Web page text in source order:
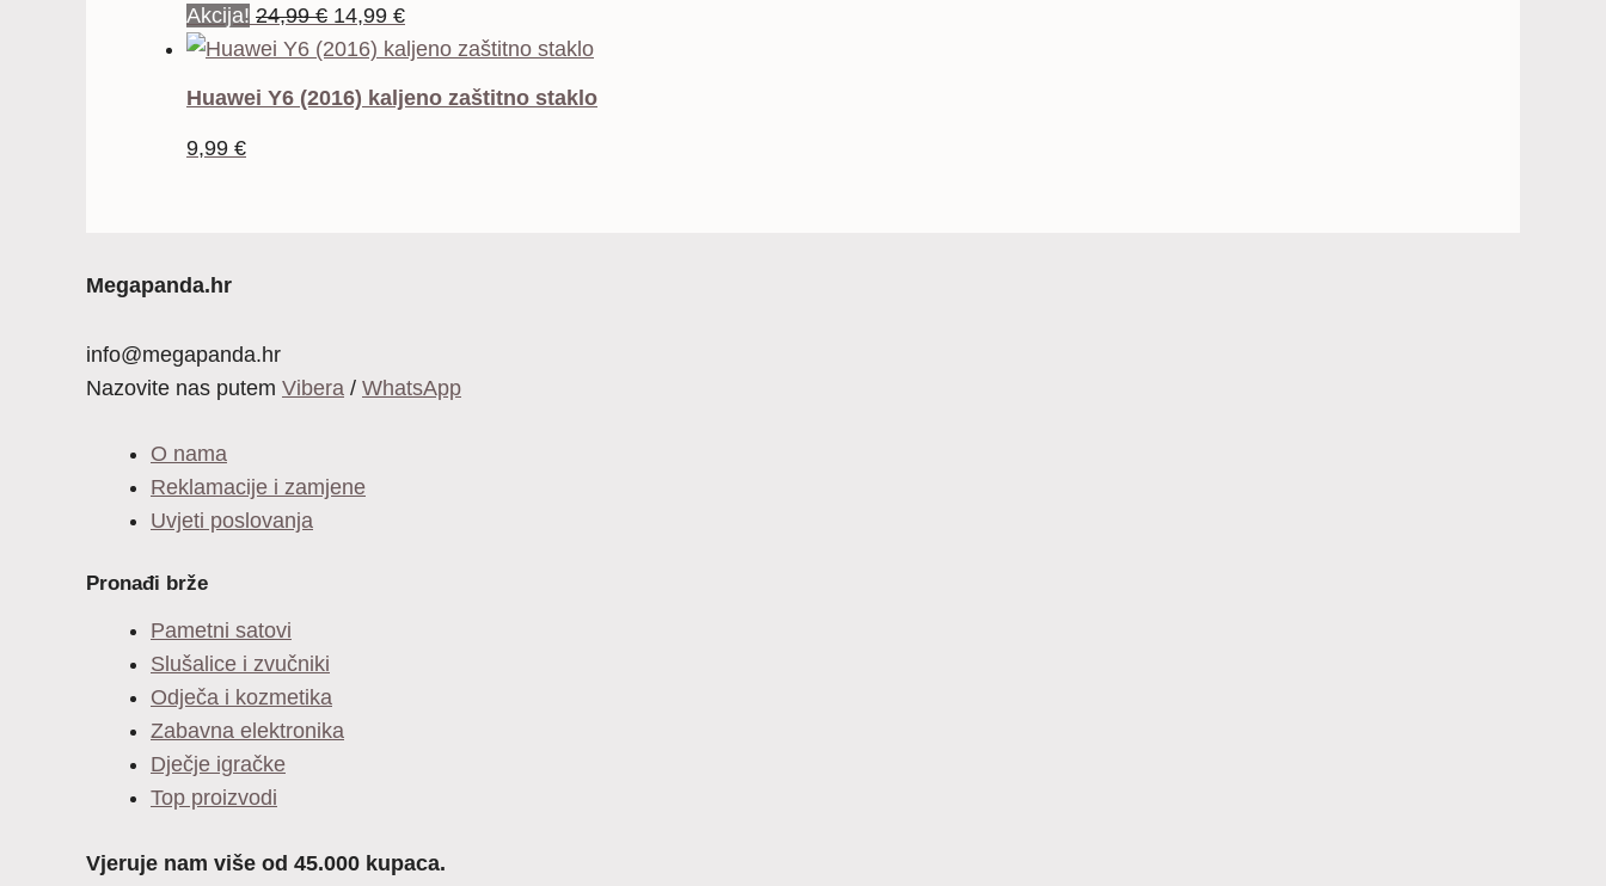
21,99 €.
Akcija! 24,99€ Izvorna
cijena
je:
14,99 €Trenutna
cijena
14,99 €.
Huawei Y6 (2016) kaljeno zaštitno staklo
9,99 €
Megapanda.hr
info@megapanda.hr
Nazovite nas putem Vibera / WhatsApp
O nama
Reklamacije i zamjene
Uvjeti poslovanja
Pronađi brže
Pametni satovi
Slušalice i zvučniki
Odječa i kozmetika
Zabavna elektronika
Dječje igračke
Top proizvodi
Vjeruje nam više od 45.000 kupaca.